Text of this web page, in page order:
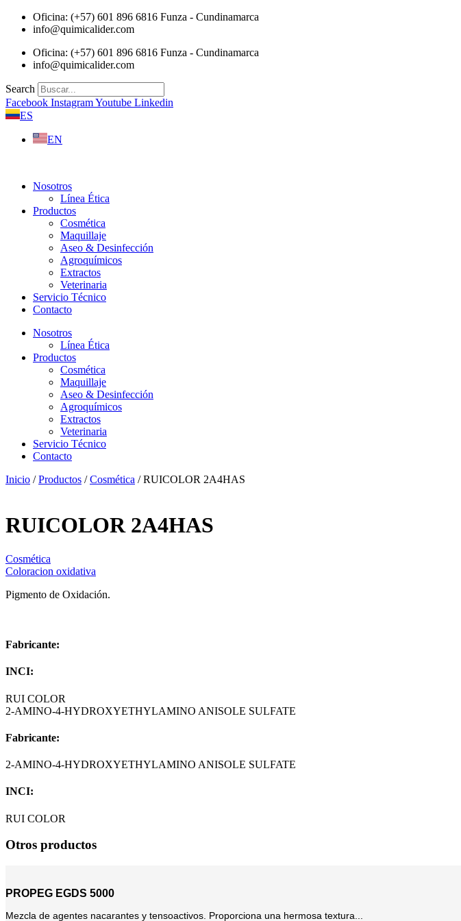
Saltar
Oficina: (+57) 601 896 6816 Funza - Cundinamarca
info@quimicalider.com
Oficina: (+57) 601 896 6816 Funza - Cundinamarca
info@quimicalider.com
Search
Facebook InstagramYoutube Linkedin
ES
EN
Nosotros
Línea Ética
Productos
Cosmética
Maquillaje
Aseo & Desinfección
Agroquímicos
Extractos
Veterinaria
Servicio Técnico
Contacto
Nosotros
Línea Ética
Productos
Cosmética
Maquillaje
Aseo & Desinfección
Agroquímicos
Extractos
Veterinaria
Servicio Técnico
Contacto
Inicio /Productos /Cosmética / RUICOLOR 2A4HAS
RUICOLOR 2A4HAS
Cosmética
Coloracion oxidativa
Pigmento de Oxidación.
Fabricante:
INCI:
RUI COLOR
2-AMINO-4-HYDROXYETHYLAMINO ANISOLE SULFATE
Fabricante:
2-AMINO-4-HYDROXYETHYLAMINO ANISOLE SULFATE
INCI:
RUI COLOR
Otros productos
PROPEG EGDS 5000
Mezcla de agentes nacarantes y tensoactivos. Proporciona una hermosa textura...